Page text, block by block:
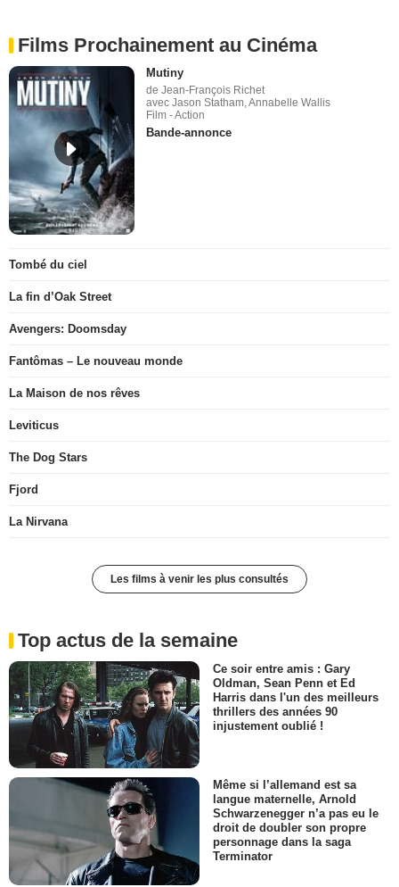
Films Prochainement au Cinéma
Mutiny
de Jean-François Richet
avec Jason Statham, Annabelle Wallis
Film - Action
Bande-annonce
Tombé du ciel
La fin d’Oak Street
Avengers: Doomsday
Fantômas – Le nouveau monde
La Maison de nos rêves
Leviticus
The Dog Stars
Fjord
La Nirvana
Les films à venir les plus consultés
Top actus de la semaine
Ce soir entre amis : Gary
Oldman, Sean Penn et Ed
Harris dans l'un des meilleurs
thrillers des années 90
injustement oublié !
Même si l’allemand est sa
langue maternelle, Arnold
Schwarzenegger n’a pas eu le
droit de doubler son propre
personnage dans la saga
Terminator